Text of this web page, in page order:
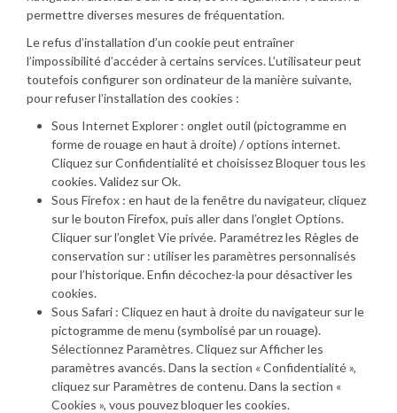
permettre diverses mesures de fréquentation.
Le refus d’installation d’un cookie peut entraîner
l’impossibilité d’accéder à certains services. L’utilisateur peut
toutefois configurer son ordinateur de la manière suivante,
pour refuser l’installation des cookies :
Sous Internet Explorer : onglet outil (pictogramme en
forme de rouage en haut à droite) / options internet.
Cliquez sur Confidentialité et choisissez Bloquer tous les
cookies. Validez sur Ok.
Sous Firefox : en haut de la fenêtre du navigateur, cliquez
sur le bouton Firefox, puis aller dans l’onglet Options.
Cliquer sur l’onglet Vie privée. Paramétrez les Règles de
conservation sur : utiliser les paramètres personnalisés
pour l’historique. Enfin décochez-la pour désactiver les
cookies.
Sous Safari : Cliquez en haut à droite du navigateur sur le
pictogramme de menu (symbolisé par un rouage).
Sélectionnez Paramètres. Cliquez sur Afficher les
paramètres avancés. Dans la section « Confidentialité »,
cliquez sur Paramètres de contenu. Dans la section «
Cookies », vous pouvez bloquer les cookies.